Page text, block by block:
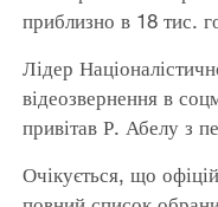
приблизно в 18 тис.
Лідер
відеозвернення в
привітав Р. Абелу з
Очікується, що